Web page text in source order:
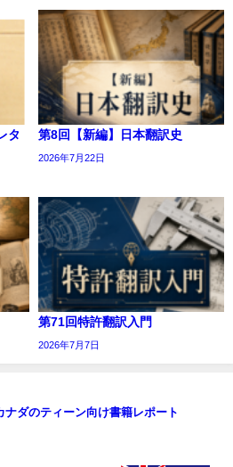
タ
第8回【新編】日本翻訳史
2026年7月22日
第71回特許翻訳入門
2026年7月7日
ダのティーン向け書籍レポート